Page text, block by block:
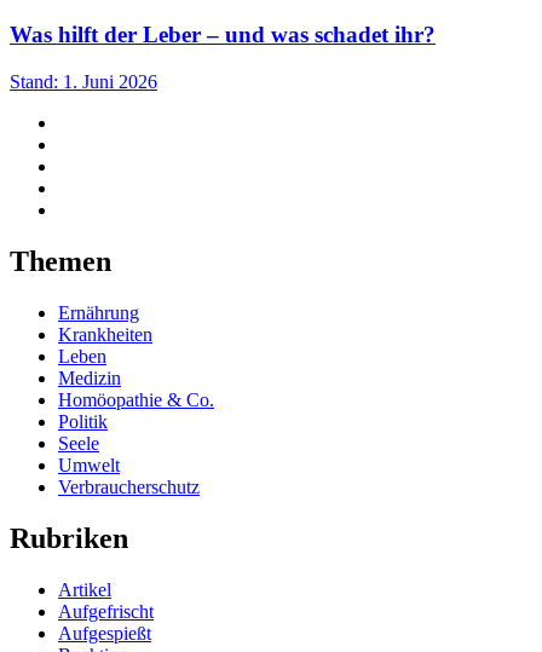
Was hilft der Leber – und was schadet ihr?
Stand: 1. Juni 2026
Themen
Ernährung
Krankheiten
Leben
Medizin
Homöopathie & Co.
Politik
Seele
Umwelt
Verbraucherschutz
Rubriken
Artikel
Aufgefrischt
Aufgespießt